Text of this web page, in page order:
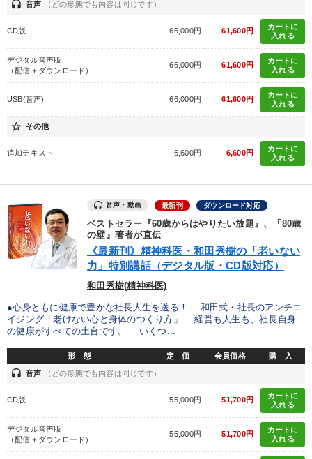
労務問題・リスク対策 健康・ウェルビーイング
会長 SNS活用
※「更新」を押すと「テーマ」「キーワード」を更新いただけます。
ondemand_video 経営音声・動画を探す refresh 更新する
全国経営者セミナー収録物以外の経営教材（全761タイトル）からお探
しいただけます
カテゴリー
【最新刊】時代を超える経営150の言葉＋社長のスピーチ・話材
集２タイトル
改善・生産性向上 会社のパフォーマンスを高める講話
歴史・古典に学ぶ実務講話
全国経営者セミナー収録〈売れ筋・人気ランキング〉＆新刊・好
評講話
「利上げ時代の最新・銀行対策」＋「不動産市況予測」＋「市場
予測と株式投資」最新刊
【6月】音声・映像 成功哲学・人間学
売上直結の営業力や販売力を獲得する
headset 音声 （どの形態でも内容は同じです）
CD版 66,000円 61,600円
カートに
入れる
デジタル音声版
（配信＋ダウンロード）
66,000円 61,600円
カートに
入れる
USB(音声) 66,000円 61,600円
カートに
入れる
star_border その他
追加テキスト 6,600円 6,600円
カートに
入れる
音声・動画 最新刊 ダウンロード対応
ベストセラー『60歳からはやりたい放題』、『80歳
の壁』著者が直伝
《最新刊》精神科医・和田秀樹の「老いない
力」特別講話（デジタル版・CD版対応）
和田秀樹(精神科医)
●心身ともに健康で豊かな社長人生を送る！ 和田式・社長のアンチエ
イジング「老けない心と身体のつくり方」 経営も人生も、社長自身
の健康がすべての土台です。 いくつ...
形 態 定 価 会員価格 購 入
headset 音声 （どの形態でも内容は同じです）
CD版 55,000円 51,700円
カートに
入れる
デジタル音声版
（配信＋ダウンロード）
55,000円 51,700円
カートに
入れる